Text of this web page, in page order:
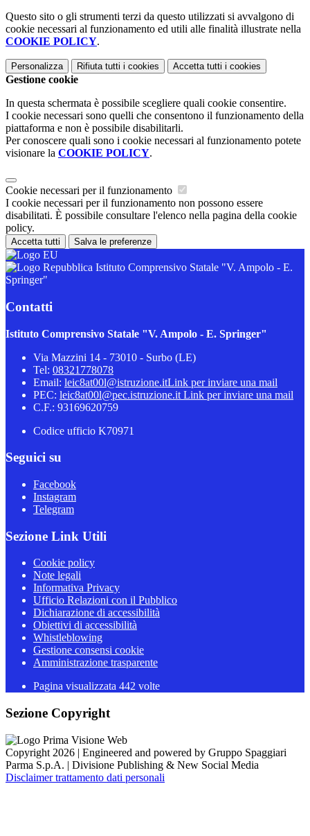
Questo sito o gli strumenti terzi da questo utilizzati si avvalgono di
cookie necessari al funzionamento ed utili alle finalità illustrate nella
COOKIE POLICY.
Personalizza Rifiuta tutti i cookies Accetta tutti i cookies
Gestione cookie
In questa schermata è possibile scegliere quali cookie consentire.
I cookie necessari sono quelli che consentono il funzionamento della
piattaforma e non è possibile disabilitarli.
Per conoscere quali sono i cookie necessari al funzionamento potete
visionare la COOKIE POLICY.
Cookie necessari per il funzionamento
I cookie necessari per il funzionamento non possono essere
disabilitati. È possibile consultare l'elenco nella pagina della cookie
policy.
Accetta tutti Salva le preferenze
Istituto Comprensivo Statale "V. Ampolo - E.
Springer"
Contatti
Istituto Comprensivo Statale "V. Ampolo - E. Springer"
Via Mazzini 14 - 73010 - Surbo (LE)
Tel: 08321778078
Email: leic8at00l@istruzione.itLink per inviare una mail
PEC: leic8at00l@pec.istruzione.it Link per inviare una mail
C.F.: 93169620759
Codice ufficio K70971
Seguici su
Facebook
Instagram
Telegram
Sezione Link Utili
Cookie policy
Note legali
Informativa Privacy
Ufficio Relazioni con il Pubblico
Dichiarazione di accessibilità
Obiettivi di accessibilità
Whistleblowing
Gestione consensi cookie
Amministrazione trasparente
Pagina visualizzata 442 volte
Sezione Copyright
Copyright 2026 | Engineered and powered by Gruppo Spaggiari
Parma S.p.A. | Divisione Publishing & New Social Media
Disclaimer trattamento dati personali